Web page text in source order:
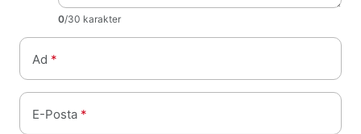
0/30 karakter
Ad *
E-Posta *